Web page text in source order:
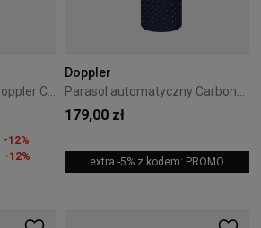
-12%
-12%
Doppler
179,00 zł
extra -5% z kodem: PROMO